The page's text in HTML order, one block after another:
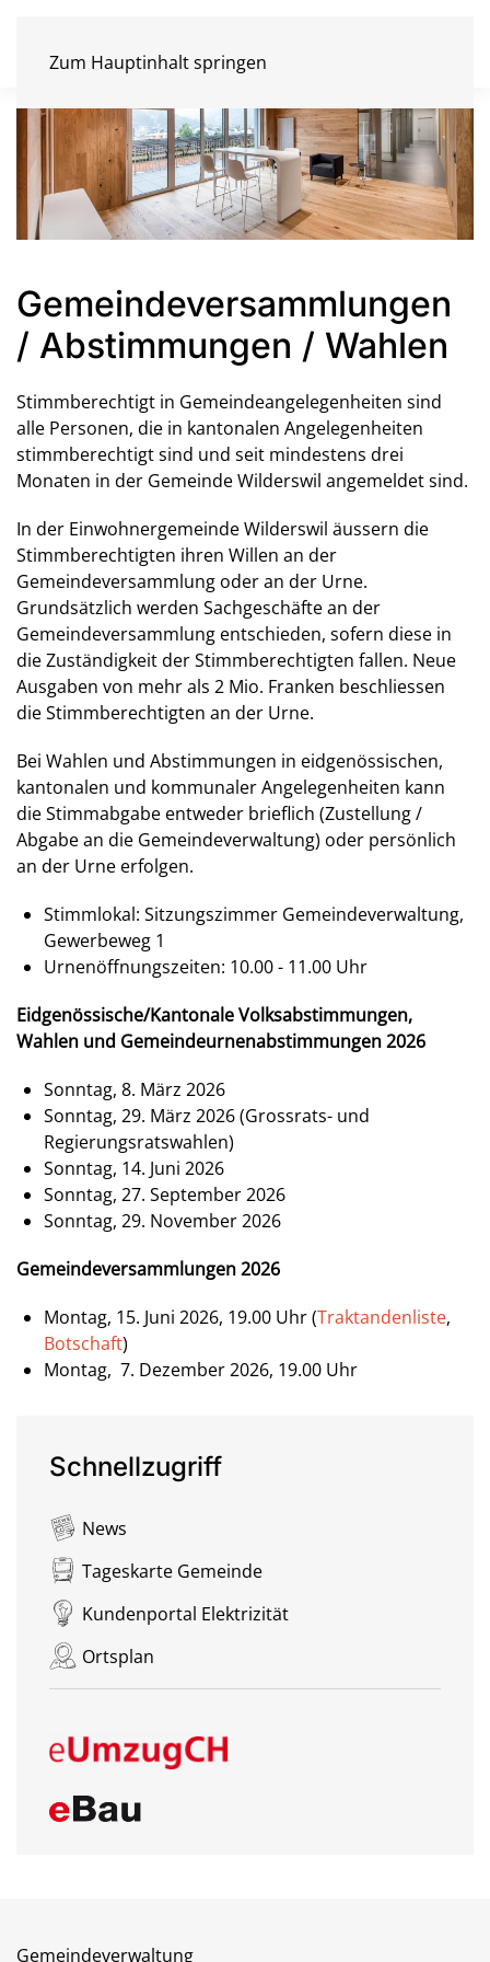
Zum Hauptinhalt springen
Gemeindeversammlungen
/ Abstimmungen / Wahlen
Stimmberechtigt in Gemeindeangelegenheiten sind
alle Personen, die in kantonalen Angelegenheiten
stimmberechtigt sind und seit mindestens drei
Monaten in der Gemeinde Wilderswil angemeldet sind.
In der Einwohnergemeinde Wilderswil äussern die
Stimmberechtigten ihren Willen an der
Gemeindeversammlung oder an der Urne.
Grundsätzlich werden Sachgeschäfte an der
Gemeindeversammlung entschieden, sofern diese in
die Zuständigkeit der Stimmberechtigten fallen. Neue
Ausgaben von mehr als 2 Mio. Franken beschliessen
die Stimmberechtigten an der Urne.
Bei Wahlen und Abstimmungen in eidgenössischen,
kantonalen und kommunaler Angelegenheiten kann
die Stimmabgabe entweder brieflich (Zustellung /
Abgabe an die Gemeindeverwaltung) oder persönlich
an der Urne erfolgen.
Stimmlokal: Sitzungszimmer Gemeindeverwaltung,
Gewerbeweg 1
Urnenöffnungszeiten: 10.00 - 11.00 Uhr
Eidgenössische/Kantonale Volksabstimmungen,
Wahlen und Gemeindeurnenabstimmungen 2026
Sonntag, 8. März 2026
Sonntag, 29. März 2026 (Grossrats- und
Regierungsratswahlen)
Sonntag, 14. Juni 2026
Sonntag, 27. September 2026
Sonntag, 29. November 2026
Gemeindeversammlungen 2026
Montag, 15. Juni 2026, 19.00 Uhr (Traktandenliste,
Botschaft)
Montag, 7. Dezember 2026, 19.00 Uhr
Schnellzugriff
News
Tageskarte Gemeinde
Kundenportal Elektrizität
Ortsplan
Gemeindeverwaltung